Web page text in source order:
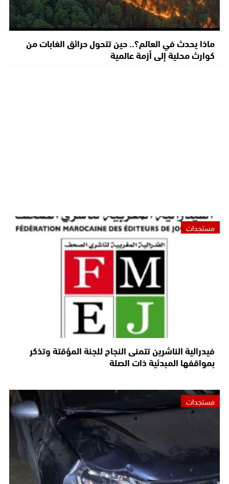
ماذا يحدث في العالم؟.. حين تتحول حرائق الغابات من
كوارث محلية إلى أزمة عالمية
مستجدات
فيدرالية الناشرين تتمنى النجاح للجنة المؤقتة وتذكر
بمواقفها المبدئية ذات الصلة
مستجدات